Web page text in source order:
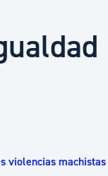
violencias machistas